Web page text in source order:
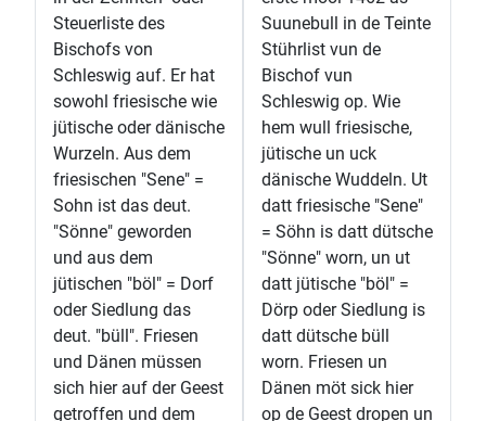
Steuerliste des
Bischofs von
Schleswig auf. Er hat
sowohl friesische wie
jütische oder dänische
Wurzeln. Aus dem
friesischen "Sene" =
Sohn ist das deut.
"Sönne" geworden
und aus dem
jütischen "böl" = Dorf
oder Siedlung das
deut. "büll". Friesen
und Dänen müssen
sich hier auf der Geest
getroffen und dem
Suunebull in de Teinte
Stührlist vun de
Bischof vun
Schleswig op. Wie
hem wull friesische,
jütische un uck
dänische Wuddeln. Ut
datt friesische "Sene"
= Söhn is datt dütsche
"Sönne" worn, un ut
datt jütische "böl" =
Dörp oder Siedlung is
datt dütsche büll
worn. Friesen un
Dänen möt sick hier
op de Geest dropen un